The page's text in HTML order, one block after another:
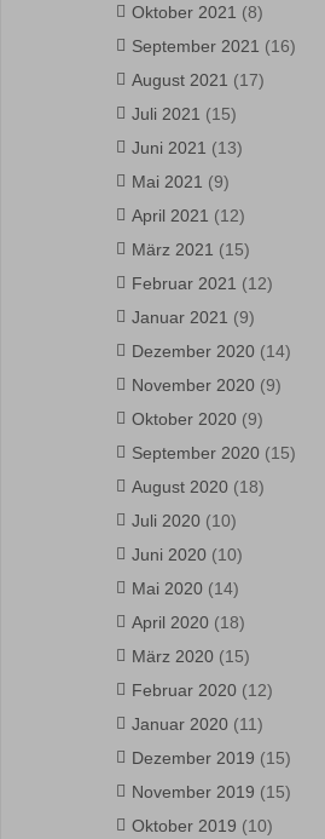
Oktober 2021 (8)
September 2021 (16)
August 2021 (17)
Juli 2021 (15)
Juni 2021 (13)
Mai 2021 (9)
April 2021 (12)
März 2021 (15)
Februar 2021 (12)
Januar 2021 (9)
Dezember 2020 (14)
November 2020 (9)
Oktober 2020 (9)
September 2020 (15)
August 2020 (18)
Juli 2020 (10)
Juni 2020 (10)
Mai 2020 (14)
April 2020 (18)
März 2020 (15)
Februar 2020 (12)
Januar 2020 (11)
Dezember 2019 (15)
November 2019 (15)
Oktober 2019 (10)